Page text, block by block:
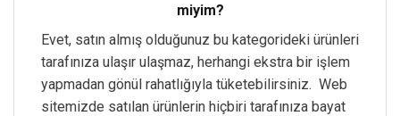
miyim?
Evet, satın almış olduğunuz bu kategorideki ürünleri
tarafınıza ulaşır ulaşmaz, herhangi ekstra bir işlem
yapmadan gönül rahatlığıyla tüketebilirsiniz. Web
sitemizde satılan ürünlerin hiçbiri tarafınıza bayat